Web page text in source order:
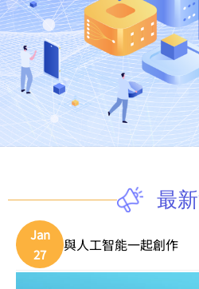
最
Jan
27
與人工智能一起創作